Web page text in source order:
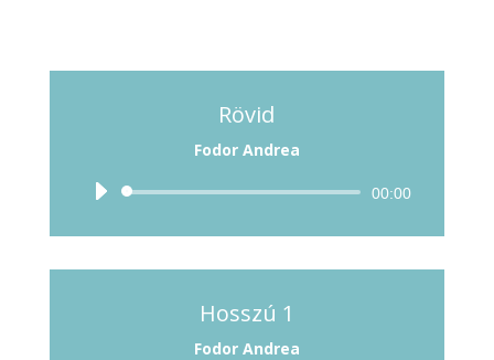
Rövid
Fodor Andrea
Audió
00:00
Hosszú 1
Fodor Andrea